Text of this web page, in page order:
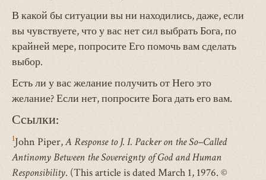
В какой бы ситуации вы ни находились, даже, если
вы чувствуете, что у вас нет сил выбрать Бога, по
крайней мере, попросите Его помочь вам сделать
выбор.
Есть ли у вас желание получить от Него это
желание? Если нет, попросите Бога дать его вам.
Ссылки:
1John Piper,A Response to J. I. Packer on the So–Called
Antinomy Between the Sovereignty of God and Human
Responsibility. (This article is dated March 1, 1976. ©